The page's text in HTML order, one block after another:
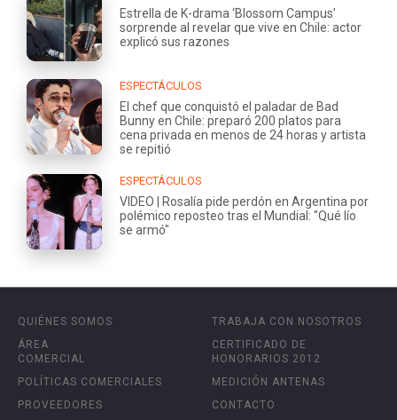
Estrella de K-drama ‘Blossom Campus’
sorprende al revelar que vive en Chile: actor
explicó sus razones
ESPECTÁCULOS
El chef que conquistó el paladar de Bad
Bunny en Chile: preparó 200 platos para
cena privada en menos de 24 horas y artista
se repitió
ESPECTÁCULOS
VIDEO | Rosalía pide perdón en Argentina por
polémico reposteo tras el Mundial: "Qué lío
se armó"
QUIÉNES SOMOS
ÁREA
COMERCIAL
POLÍTICAS COMERCIALES
PROVEEDORES
TRABAJA CON NOSOTROS
CERTIFICADO DE
HONORARIOS 2012
MEDICIÓN ANTENAS
CONTACTO